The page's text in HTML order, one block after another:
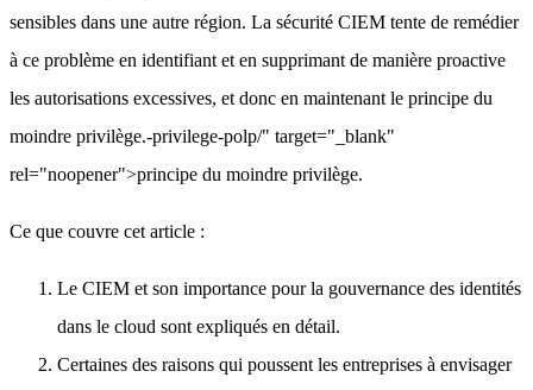
sensibles dans une autre région. La sécurité CIEM tente de remédier
à ce problème en identifiant et en supprimant de manière proactive
les autorisations excessives, et donc en maintenant le principe du
moindre privilège.-privilege-polp/" target="_blank"
rel="noopener">principe du moindre privilège.
Ce que couvre cet article :
Le CIEM et son importance pour la gouvernance des identités
dans le cloud sont expliqués en détail.
Certaines des raisons qui poussent les entreprises à envisager